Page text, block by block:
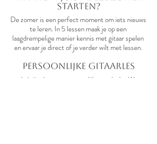
starten?
De zomer is een perfect moment om iets nieuws
te leren. In 5 lessen maak je op een
laagdrempelige manier kennis met gitaar spelen
en ervaar je direct of je verder wilt met lessen.
Persoonlijke gitaarles
Je krijgt les met persoonlijke aandacht. We